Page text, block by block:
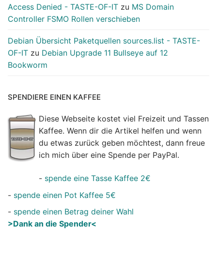
Access Denied - TASTE-OF-IT zu MS Domain
Controller FSMO Rollen verschieben
Debian Übersicht Paketquellen sources.list - TASTE-
OF-IT zu Debian Upgrade 11 Bullseye auf 12
Bookworm
SPENDIERE EINEN KAFFEE
Diese Webseite kostet viel Freizeit und Tassen
Kaffee. Wenn dir die Artikel helfen und wenn
du etwas zurück geben möchtest, dann freue
ich mich über eine Spende per PayPal.
- spende eine Tasse Kaffee 2€
- spende einen Pot Kaffee 5€
- spende einen Betrag deiner Wahl
>Dank an die Spender<